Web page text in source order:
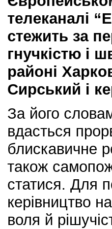
телеканалі
стежить за
гнучкістю і
районі
Сирський і
За його
вдасться
блискавичне
також
статися. Для
керівництво
воля й